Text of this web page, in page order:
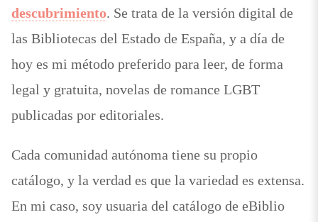
descubrimiento. Se trata de la versión digital de
las Bibliotecas del Estado de España, y a día de
hoy es mi método preferido para leer, de forma
legal y gratuita, novelas de romance LGBT
publicadas por editoriales.
Cada comunidad autónoma tiene su propio
catálogo, y la verdad es que la variedad es extensa.
En mi caso, soy usuaria del catálogo de eBiblio